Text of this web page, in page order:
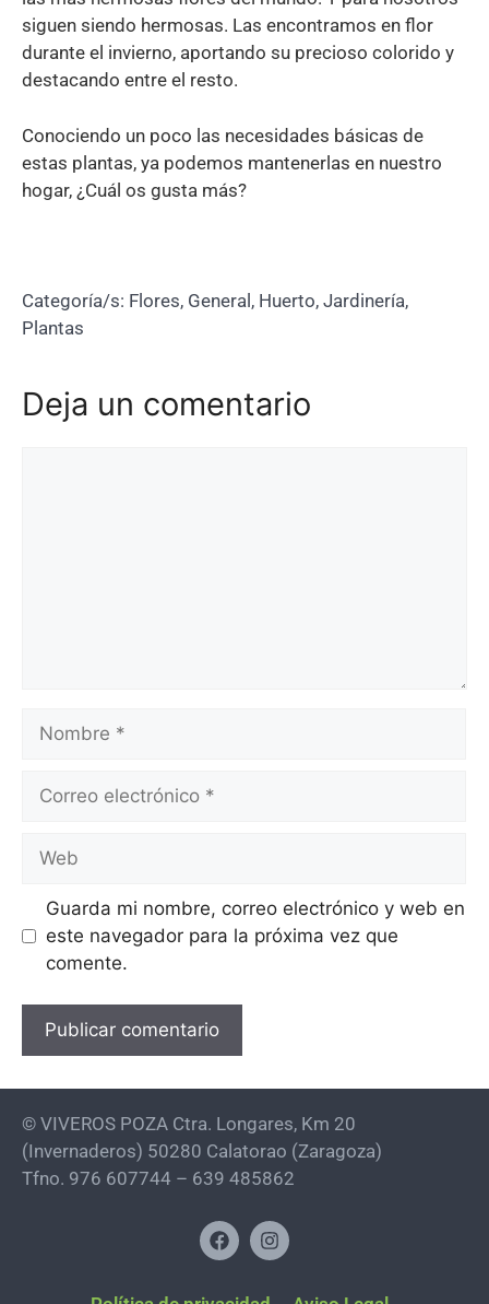
siguen siendo hermosas. Las encontramos en flor
durante el invierno, aportando su precioso colorido y
destacando entre el resto.
Conociendo un poco las necesidades básicas de
estas plantas, ya podemos mantenerlas en nuestro
hogar, ¿Cuál os gusta más?
Categoría/s: Flores, General, Huerto, Jardinería,
Plantas
Deja un comentario
Guarda mi nombre, correo electrónico y web en
este navegador para la próxima vez que
comente.
© VIVEROS POZA Ctra. Longares, Km 20
(Invernaderos) 50280 Calatorao (Zaragoza)
Tfno. 976 607744 – 639 485862